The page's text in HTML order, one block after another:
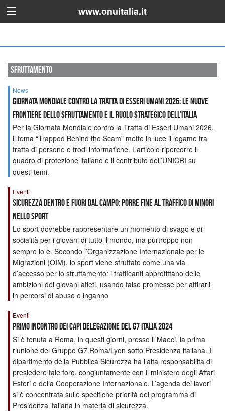
www.onuitalia.it
sfruttamento
News
GIORNATA MONDIALE CONTRO LA TRATTA DI ESSERI UMANI 2026: LE NUOVE
FRONTIERE DELLO SFRUTTAMENTO E IL RUOLO STRATEGICO DELL’ITALIA
Per la Giornata Mondiale contro la Tratta di Esseri Umani 2026,
il tema “Trapped Behind the Scam” mette in luce il legame tra
tratta di persone e frodi informatiche. L’articolo ripercorre il
quadro di protezione italiano e il contributo dell’UNICRI su
questi temi.
Eventi
Sicurezza dentro e fuori dal campo: porre fine al traffico di minori
nello sport
Lo sport dovrebbe rappresentare un momento di svago e di
socialità per i giovani di tutto il mondo, ma purtroppo non
sempre lo è. Secondo l’Organizzazione Internazionale per le
Migrazioni (OIM), lo sport viene sfruttato come una via
d’accesso per lo sfruttamento: i trafficanti approfittano delle
ambizioni dei giovani atleti, usando false promesse per attirarli
in percorsi di abuso e inganno
Eventi
Primo incontro dei capi delegazione del G7 Italia 2024
Si è tenuta a Roma, in questi giorni, presso il Maeci, la prima
riunione del Gruppo G7 Roma/Lyon sotto Presidenza italiana. Il
dipartimento della Pubblica Sicurezza ha l’alta responsabilità di
presiedere tale foro, congiuntamente con il ministero degli Affari
Esteri e della Cooperazione Internazionale. L’agenda dei lavori
si è concentrata sulle specifiche priorità del programma di
Presidenza italiana in materia di sicurezza.